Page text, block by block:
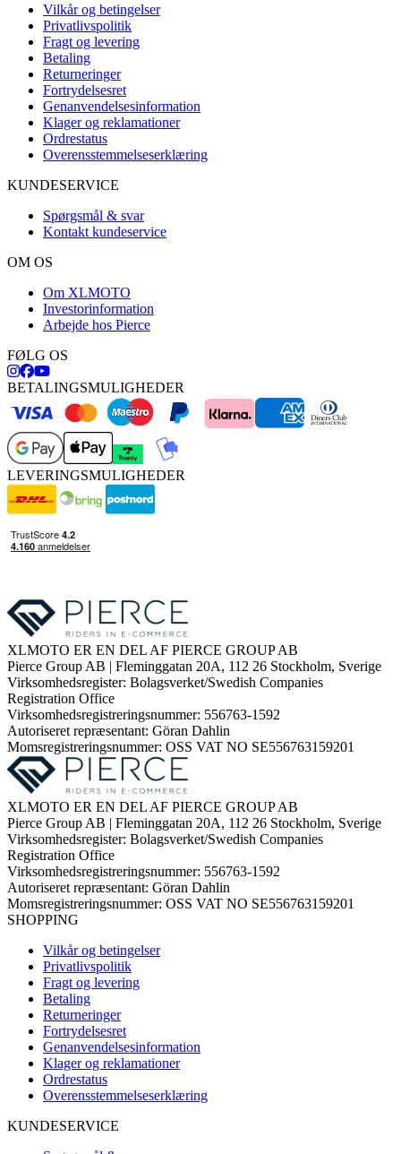
Vilkår og betingelser
Privatlivspolitik
Fragt og levering
Betaling
Returneringer
Fortrydelsesret
Genanvendelsesinformation
Klager og reklamationer
Ordrestatus
Overensstemmelseserklæring
KUNDESERVICE
Spørgsmål & svar
Kontakt kundeservice
OM OS
Om XLMOTO
Investorinformation
Arbejde hos Pierce
FØLG OS
BETALINGSMULIGHEDER
LEVERINGSMULIGHEDER
XLMOTO ER EN DEL AF PIERCE GROUP AB
Pierce Group AB | Fleminggatan 20A, 112 26 Stockholm, Sverige
Virksomhedsregister: Bolagsverket/Swedish Companies
Registration Office
Virksomhedsregistreringsnummer: 556763-1592
Autoriseret repræsentant: Göran Dahlin
Momsregistreringsnummer: OSS VAT NO SE556763159201
XLMOTO ER EN DEL AF PIERCE GROUP AB
Pierce Group AB | Fleminggatan 20A, 112 26 Stockholm, Sverige
Virksomhedsregister: Bolagsverket/Swedish Companies
Registration Office
Virksomhedsregistreringsnummer: 556763-1592
Autoriseret repræsentant: Göran Dahlin
Momsregistreringsnummer: OSS VAT NO SE556763159201
SHOPPING
Vilkår og betingelser
Privatlivspolitik
Fragt og levering
Betaling
Returneringer
Fortrydelsesret
Genanvendelsesinformation
Klager og reklamationer
Ordrestatus
Overensstemmelseserklæring
KUNDESERVICE